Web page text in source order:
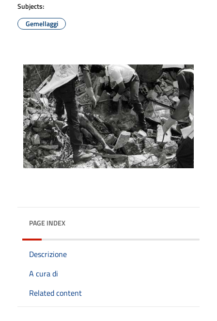
Subjects:
Gemellaggi
PAGE INDEX
Descrizione
A cura di
Related content